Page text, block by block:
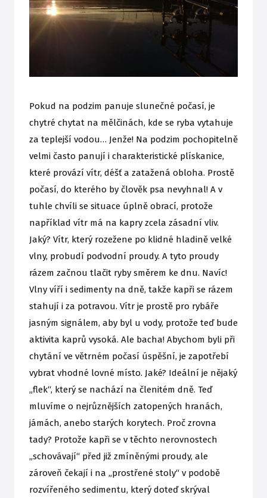
Pokud na podzim panuje slunečné počasí, je
chytré chytat na mělčinách, kde se ryba vytahuje
za teplejší vodou… Jenže! Na podzim pochopitelně
velmi často panují i charakteristické plískanice,
které provází vítr, déšť a zatažená obloha. Prostě
počasí, do kterého by člověk psa nevyhnal! A v
tuhle chvíli se situace úplně obrací, protože
například vítr má na kapry zcela zásadní vliv.
Jaký? Vítr, který rozežene po klidné hladině velké
vlny, probudí podvodní proudy. A tyto proudy
rázem začnou tlačit ryby směrem ke dnu. Navíc!
Vlny víří i sedimenty na dně, takže kapři se rázem
stahují i za potravou. Vítr je prostě pro rybáře
jasným signálem, aby byl u vody, protože teď bude
aktivita kaprů vysoká. Ale bacha! Abychom byli při
chytání ve větrném počasí úspěšní, je zapotřebí
vybrat vhodné lovné místo. Jaké? Ideální je nějaký
„flek“, který se nachází na členitém dně. Teď
mluvíme o nejrůznějších zatopených hranách,
jámách, anebo starých korytech. Proč zrovna
tady? Protože kapři se v těchto nerovnostech
„schovávají“ před již zmíněnými proudy, ale
zároveň čekají i na „prostřené stoly“ v podobě
rozvířeného sedimentu, který doteď skrýval